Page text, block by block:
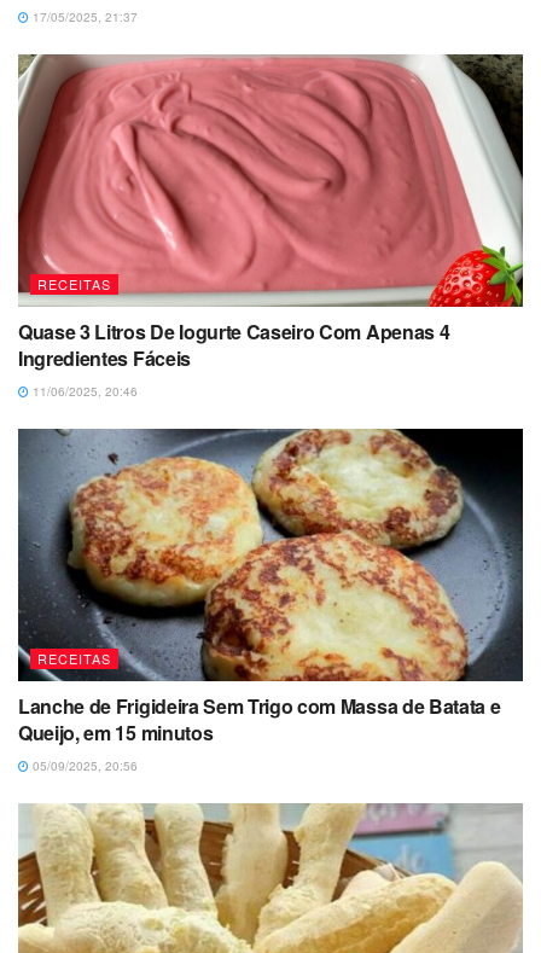
17/05/2025, 21:37
RECEITAS
Quase 3 Litros De Iogurte Caseiro Com Apenas 4
Ingredientes Fáceis
11/06/2025, 20:46
RECEITAS
Lanche de Frigideira Sem Trigo com Massa de Batata e
Queijo, em 15 minutos
05/09/2025, 20:56